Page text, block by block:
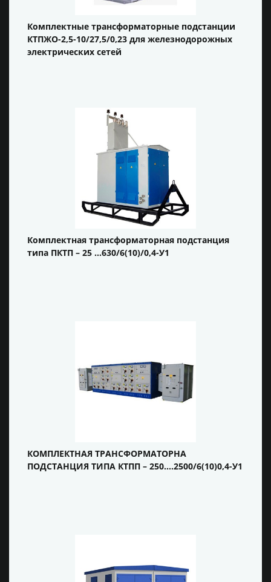
Комплектные трансформаторные подстанции
КТПЖО-2,5-10/27,5/0,23 для железнодорожных
электрических сетей
Комплектная трансформаторная подстанция
типа ПКТП – 25 …630/6(10)/0,4-У1
КОМПЛЕКТНАЯ ТРАНСФОРМАТОРНА
ПОДСТАНЦИЯ ТИПА КТПП – 250….2500/6(10)0,4-У1